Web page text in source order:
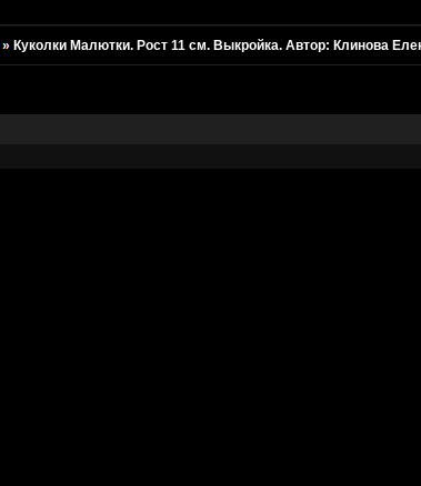
» Куколки Малютки. Рост 11 см. Выкройка. Автор: Клинова